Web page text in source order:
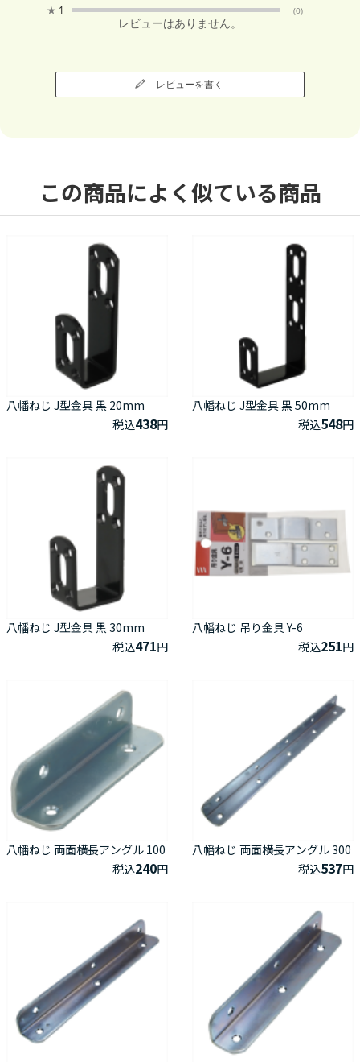
★ 1 (0)
レビューはありません。
レビューを書く
この商品によく似ている商品
八幡ねじ J型金具 黒 20mm
税込438円
八幡ねじ J型金具 黒 50mm
税込548円
八幡ねじ J型金具 黒 30mm
税込471円
八幡ねじ 吊り金具 Y-6
税込251円
八幡ねじ 両面横長アングル 100
税込240円
八幡ねじ 両面横長アングル 300
税込537円